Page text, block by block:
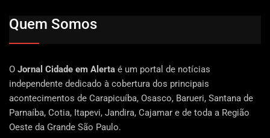
Quem Somos
O Jornal Cidade em Alerta é um portal de notícias
independente dedicado à cobertura dos principais
acontecimentos de Carapicuíba, Osasco, Barueri, Santana de
Parnaíba, Cotia, Itapevi, Jandira, Cajamar e de toda a Região
Oeste da Grande São Paulo.